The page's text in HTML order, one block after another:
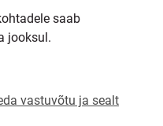
saab
jooksul.
vastuvõtu ja sealt
new page